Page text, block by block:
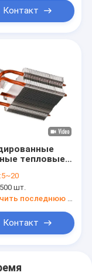
раковина
Контакт
тепловые
5~20
500 шт.
Получить последнюю цену
Контакт